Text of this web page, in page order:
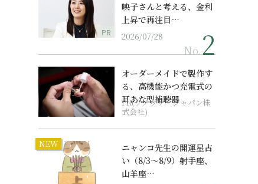
PR
映子さんと考える、金利
上昇で再注目…
2026/07/28
No.
オーダーメイドで製作す
る、高機能かつ充電式の
耳あな型補聴器
PR(ソノヴァ・ジャパン株
式会社)
NEW
ニャンコ先生の開運星占
い（8/3～8/9）射手座、
山羊座…